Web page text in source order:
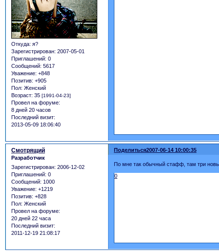
Откуда: я?
Зарегистрирован: 2007-05-01
Приглашений: 0
Сообщений: 5617
Уважение: +848
Позитив: +905
Пол: Женский
Возраст: 35 [1991-04-23]
Провел на форуме:
8 дней 20 часов
Последний визит:
2013-05-09 18:06:40
Поделиться2007-06-14 10:00:35
Смотрящий
Разработчик
Зарегистрирован: 2006-12-02
Приглашений: 0
Сообщений: 1000
Уважение: +1219
Позитив: +828
Пол: Женский
Провел на форуме:
20 дней 22 часа
Последний визит:
2011-12-19 21:08:17
По мне так обычный стафф, там три
0